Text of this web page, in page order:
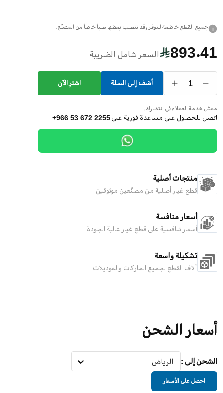
i جميع القطع خاضعة للتوفر وقد تتطلب بعضها طلباً خاصاً من المصنّع.
893.41 السعر شامل الضريبة
1 أضف إلى السلة اشترِ الآن
ممثل خدمة العملاء في انتظارك.
اتصل للحصول على مساعدة فورية على +966 53 672 2255
منتجات أصلية
قطع غيار أصلية من مصنّعين موثوقين
أسعار منافسة
أسعار تنافسية على قطع غيار عالية الجودة
تشكيلة واسعة
آلاف القطع لجميع الماركات والموديلات
أسعار الشحن
الشحن إلى : الرياض
احصل على الأسعار